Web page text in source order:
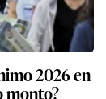
2026 en
monto?